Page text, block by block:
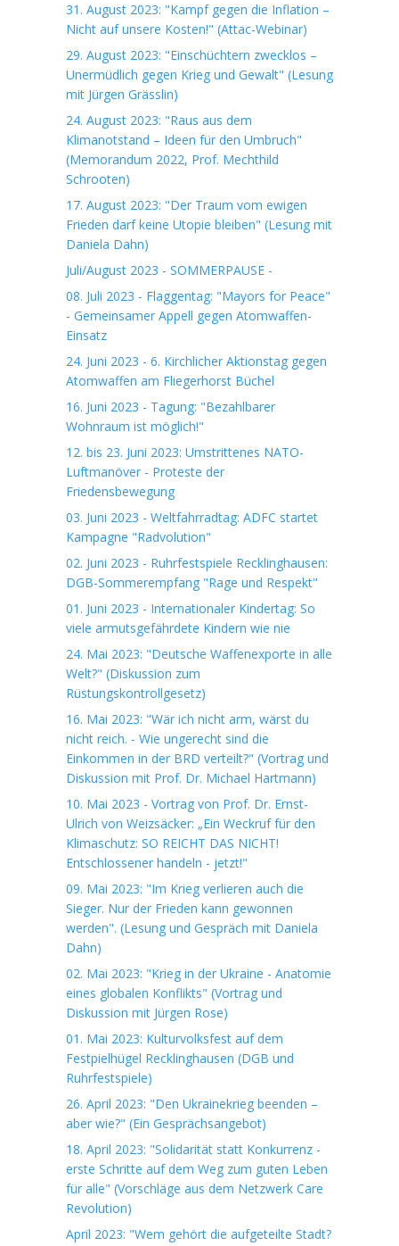
31. August 2023: "Kampf gegen die Inflation –
Nicht auf unsere Kosten!" (Attac-Webinar)
29. August 2023: "Einschüchtern zwecklos –
Unermüdlich gegen Krieg und Gewalt" (Lesung
mit Jürgen Grässlin)
24. August 2023: "Raus aus dem
Klimanotstand – Ideen für den Umbruch"
(Memorandum 2022, Prof. Mechthild
Schrooten)
17. August 2023: "Der Traum vom ewigen
Frieden darf keine Utopie bleiben" (Lesung mit
Daniela Dahn)
Juli/August 2023 - SOMMERPAUSE -
08. Juli 2023 - Flaggentag: "Mayors for Peace"
- Gemeinsamer Appell gegen Atomwaffen-
Einsatz
24. Juni 2023 - 6. Kirchlicher Aktionstag gegen
Atomwaffen am Fliegerhorst Büchel
16. Juni 2023 - Tagung: "Bezahlbarer
Wohnraum ist möglich!"
12. bis 23. Juni 2023: Umstrittenes NATO-
Luftmanöver - Proteste der
Friedensbewegung
03. Juni 2023 - Weltfahrradtag: ADFC startet
Kampagne "Radvolution"
02. Juni 2023 - Ruhrfestspiele Recklinghausen:
DGB-Sommerempfang "Rage und Respekt"
01. Juni 2023 - Internationaler Kindertag: So
viele armutsgefährdete Kindern wie nie
24. Mai 2023: "Deutsche Waffenexporte in alle
Welt?" (Diskussion zum
Rüstungskontrollgesetz)
16. Mai 2023: "Wär ich nicht arm, wärst du
nicht reich. - Wie ungerecht sind die
Einkommen in der BRD verteilt?" (Vortrag und
Diskussion mit Prof. Dr. Michael Hartmann)
10. Mai 2023 - Vortrag von Prof. Dr. Ernst-
Ulrich von Weizsäcker: „Ein Weckruf für den
Klimaschutz: SO REICHT DAS NICHT!
Entschlossener handeln - jetzt!"
09. Mai 2023: "Im Krieg verlieren auch die
Sieger. Nur der Frieden kann gewonnen
werden". (Lesung und Gespräch mit Daniela
Dahn)
02. Mai 2023: "Krieg in der Ukraine - Anatomie
eines globalen Konflikts" (Vortrag und
Diskussion mit Jürgen Rose)
01. Mai 2023: Kulturvolksfest auf dem
Festpielhügel Recklinghausen (DGB und
Ruhrfestspiele)
26. April 2023: "Den Ukrainekrieg beenden –
aber wie?" (Ein Gesprächsangebot)
18. April 2023: "Solidarität statt Konkurrenz -
erste Schritte auf dem Weg zum guten Leben
für alle" (Vorschläge aus dem Netzwerk Care
Revolution)
April 2023: "Wem gehört die aufgeteilte Stadt?